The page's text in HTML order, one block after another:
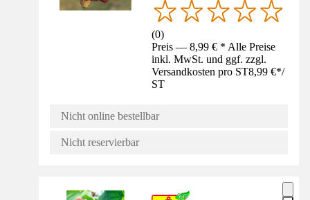
(0)
Preis — 8,99 € * Alle Preise
inkl. MwSt. und ggf. zzgl.
Versandkosten pro ST8,99 €*/
ST
Nicht online bestellbar
Nicht reservierbar